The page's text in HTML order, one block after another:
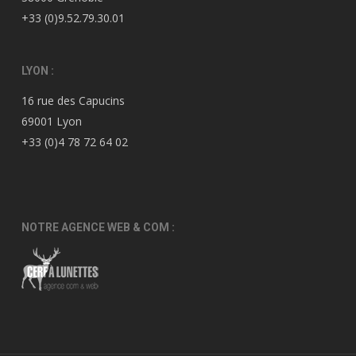
+33 (0)9.52.79.30.01
LYON :
16 rue des Capucins
69001 Lyon
+33 (0)4 78 72 64 02
NOTRE AGENCE WEB & COM :